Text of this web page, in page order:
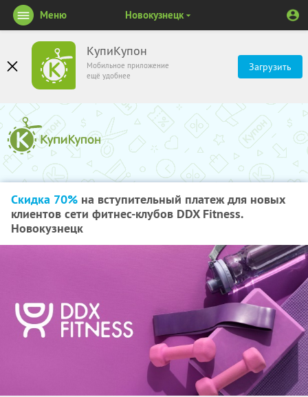
КупиКупон
Мобильное приложение
ещё удобнее
Загрузить
Меню Новокузнецк
Скидка 70% на вступительный платеж для новых
клиентов сети фитнес-клубов DDX Fitness.
Новокузнецк